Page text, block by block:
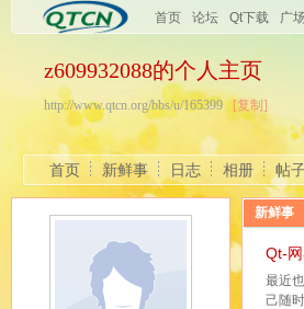
首页 论坛 Qt下载 广场
z609932088的个人主页
http://www.qtcn.org/bbs/u/165399 [复制]
首页 新鲜事 日志 相册 帖
新鲜事
Qt-
最近
己随